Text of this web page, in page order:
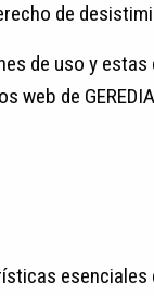
de
de uso y
de